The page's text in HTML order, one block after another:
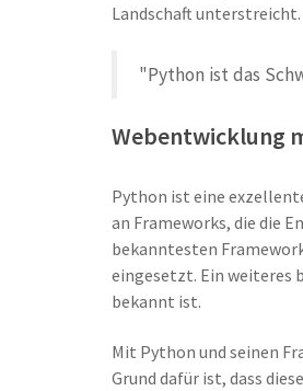
Landschaft unterstreicht.
"Python ist das
Webentwicklung
Python ist eine
an Frameworks, die die
bekanntesten
eingesetzt. Ein weiteres
bekannt ist.
Mit Python und seinen
Grund dafür ist, dass